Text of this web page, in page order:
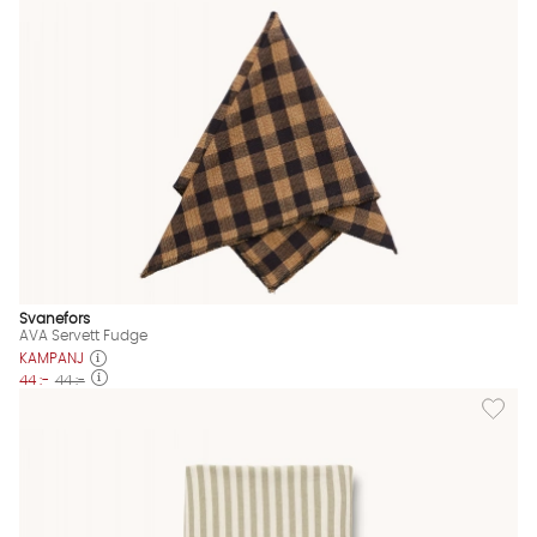
Svanefors
AVA Servett Fudge
KAMPANJ
44 :- 44 :-
Lägg